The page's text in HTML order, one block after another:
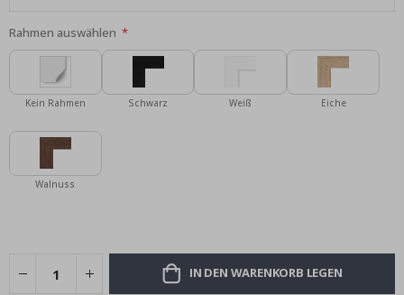
Rahmen auswählen
Kein Rahmen Schwarz Weiß Eiche
Walnuss
IN DEN WARENKORB LEGEN